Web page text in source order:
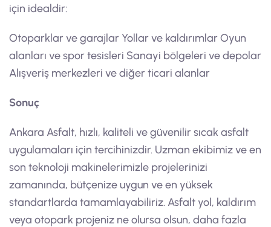
için idealdir:
Otoparklar ve garajlar Yollar ve kaldırımlar Oyun
alanları ve spor tesisleri Sanayi bölgeleri ve depolar
Alışveriş merkezleri ve diğer ticari alanlar
Sonuç
Ankara Asfalt, hızlı, kaliteli ve güvenilir sıcak asfalt
uygulamaları için tercihinizdir. Uzman ekibimiz ve en
son teknoloji makinelerimizle projelerinizi
zamanında, bütçenize uygun ve en yüksek
standartlarda tamamlayabiliriz. Asfalt yol, kaldırım
veya otopark projeniz ne olursa olsun, daha fazla